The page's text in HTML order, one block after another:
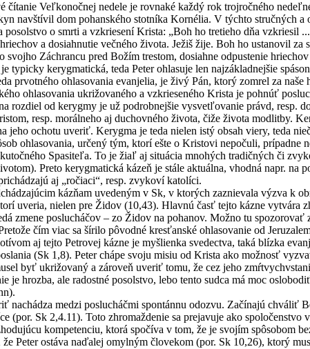
čítanie Veľkonočnej nedele je rovnaké každý rok trojročného
navštívil dom pohanského stotníka Kornélia. V týchto stručných a
posolstvo o smrti a vzkriesení Krista: „Boh ho tretieho dňa vzkriesil
a dosiahnutie večného života. Ježiš žije. Boh ho ustanovil
svojho Záchrancu pred Božím trestom, dosiahne odpustenie
typicky kerygmatická, teda Peter ohlasuje len najzákladnejšie
prvotného ohlasovania evanjelia, je živý Pán, ktorý zomrel za
ohlasovania ukrižovaného a vzkrieseného Krista je pohnúť
rozdiel od kerygmy je už podrobnejšie vysvetľovanie právd, resp.
resp. morálneho aj duchovného života, čiže života modlitby.
jeho ochotu uveriť. Kerygma je teda nielen istý obsah viery, teda
ohlasovania, určený tým, ktorí ešte o Kristovi nepočuli,
Spasiteľa. To je žiaľ aj situácia mnohých tradičných či
Preto kerygmatická kázeň je stále aktuálna, vhodná napr.
aj „ročiaci“, resp. zvykoví katolíci.
kázňam uvedeným v Sk, v ktorých zaznievala výzva k
uveria, nielen pre Židov (10,43). Hlavnú časť tejto kázne vytvára
zmene poslucháčov – zo Židov na pohanov. Možno tu
čím viac sa šírilo pôvodné kresťanské ohlasovanie od
aj tejto Petrovej kázne je myšlienka svedectva, taká blízka
(Sk 1,8). Peter chápe svoju misiu od Krista ako možnosť
byť ukrižovaný a zároveň uveriť tomu, že cez jeho
je hrozba, ale radostné posolstvo, lebo tento sudca má moc
nachádza medzi poslucháčmi spontánnu odozvu. Začínajú chváliť
(por. Sk 2,4.11). Toto zhromaždenie sa prejavuje ako
kompetenciu, ktorá spočíva v tom, že je svojím spôsobom
Peter ostáva naďalej omylným človekom (por. Sk 10,26), ktorý